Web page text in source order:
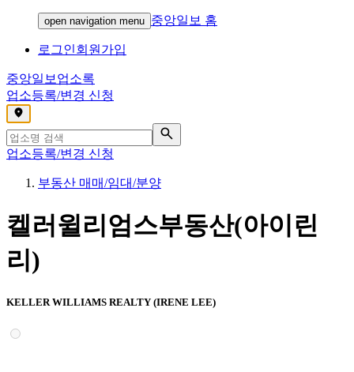
open navigation menu 중앙일보 홈
로그인회원가입
중앙일보 업소록
업소등록/변경 신청
,
업소등록/변경 신청
부동산 매매/임대/분양
켈러윌리엄스부동산(아이린
리)
KELLER WILLIAMS REALTY (IRENE LEE)